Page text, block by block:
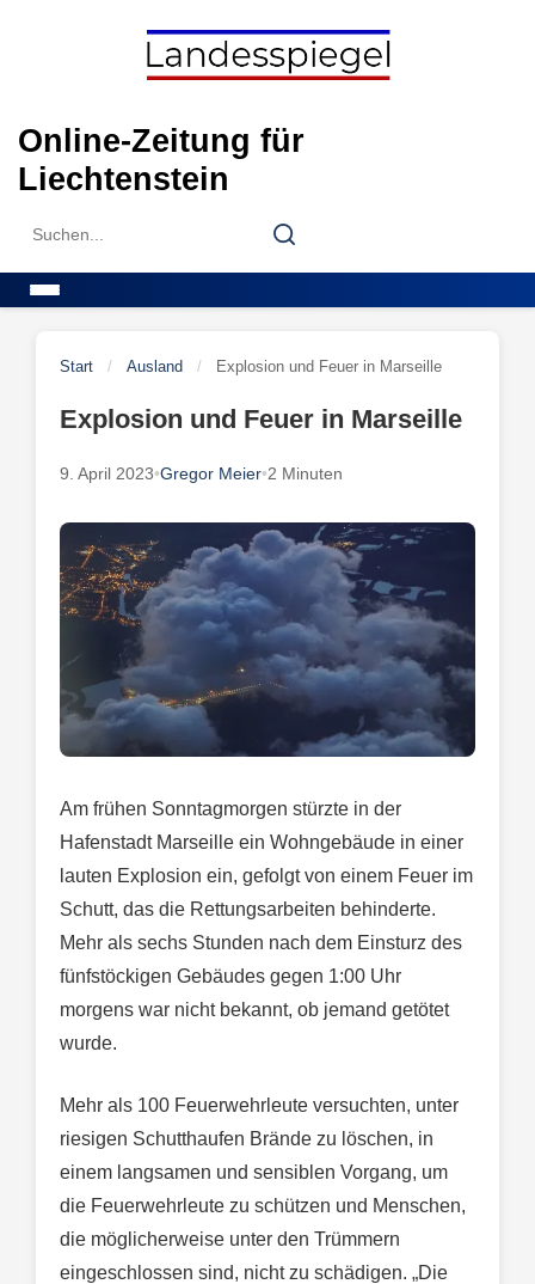
Online-Zeitung für
Liechtenstein
Search
Search
Start / Ausland / Explosion und Feuer in Marseille
Explosion und Feuer in Marseille
9. April 2023•Gregor Meier•2 Minuten
Am frühen Sonntagmorgen stürzte in der
Hafenstadt Marseille ein Wohngebäude in einer
lauten Explosion ein, gefolgt von einem Feuer im
Schutt, das die Rettungsarbeiten behinderte.
Mehr als sechs Stunden nach dem Einsturz des
fünfstöckigen Gebäudes gegen 1:00 Uhr
morgens war nicht bekannt, ob jemand getötet
wurde.
Mehr als 100 Feuerwehrleute versuchten, unter
riesigen Schutthaufen Brände zu löschen, in
einem langsamen und sensiblen Vorgang, um
die Feuerwehrleute zu schützen und Menschen,
die möglicherweise unter den Trümmern
eingeschlossen sind, nicht zu schädigen. „Die